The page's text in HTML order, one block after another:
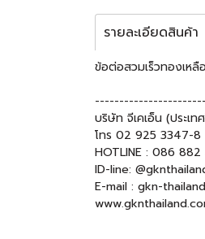
รายละเอียดสินค้า
ข้อต่อสวมเร็วทองเห
บริษัท จีเคเอ็น (ประเท
โทร 02 925 3347-8
HOTLINE : 086 882
ID-line:
E-mail : gkn-